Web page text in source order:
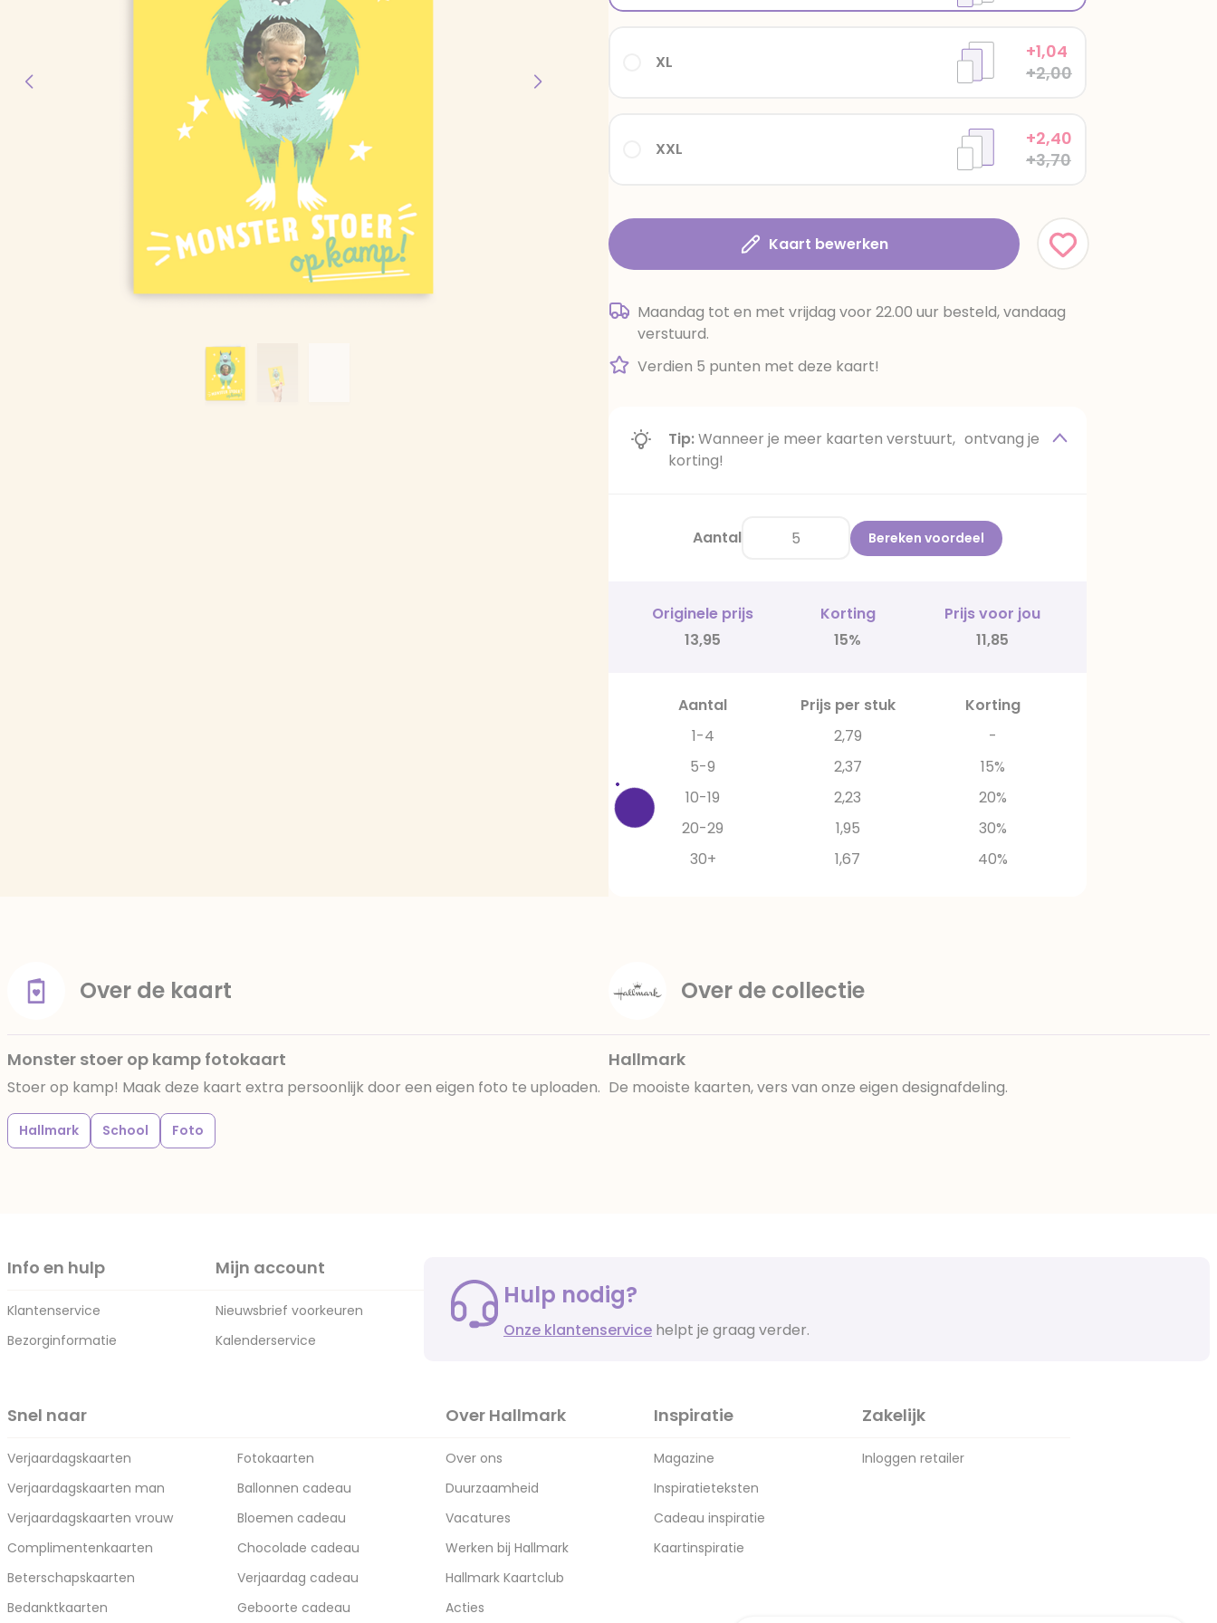
XXL
+2,40
+3,70
XL
+1,04
+2,00
Kaart bewerken
Maandag tot en met vrijdag voor 22.00 uur besteld, vandaag
verstuurd.
Verdien 5 punten met deze kaart!
Tip:Wanneer je meer kaarten verstuurt, ontvang je
korting!
Aantal Bereken voordeel
Originele prijs Korting
Prijs voor jou
13,95
15% 11,85
Aantal Prijs per stuk
Korting
1-4
2,79
-
5-9
2,37
15%
10-19
2,23
20%
20-29
1,95
30%
30+
1,67 40%
Over de kaart
Monster stoer op kamp fotokaart
Stoer op kamp! Maak deze kaart extra persoonlijk door een eigen foto te uploaden.
Hallmark School Foto
Over de collectie
Hallmark
De mooiste kaarten, vers van onze eigen designafdeling.
Info en hulp
Klantenservice
Bezorginformatie
Mijn account
Nieuwsbrief voorkeuren
Kalenderservice
Hulp nodig?
Onze klantenservice helpt je graag verder.
Snel naar
Verjaardagskaarten
Verjaardagskaarten man
Verjaardagskaarten vrouw
Complimentenkaarten
Beterschapskaarten
Bedanktkaarten
Fotokaarten
Ballonnen cadeau
Bloemen cadeau
Chocolade cadeau
Verjaardag cadeau
Geboorte cadeau
Over Hallmark
Over ons
Duurzaamheid
Vacatures
Werken bij Hallmark
Hallmark Kaartclub
Acties
Inspiratie
Magazine
Inspiratieteksten
Cadeau inspiratie
Kaartinspiratie
Zakelijk
Inloggen retailer